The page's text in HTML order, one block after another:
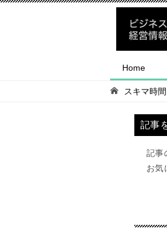
Home
スキマ時
記事
記事
お気